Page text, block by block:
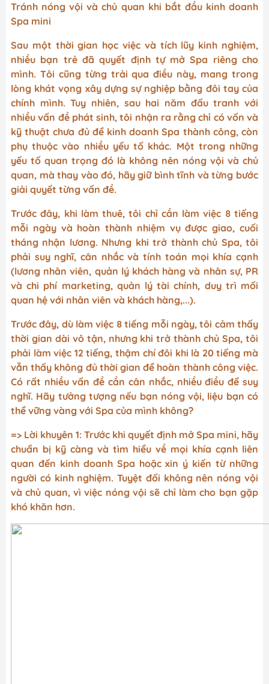
Tránh nóng vội và chủ quan khi bắt đầu kinh doanh
Spa mini
Sau một thời gian học việc và tích lũy kinh nghiệm,
nhiều bạn trẻ đã quyết định tự mở Spa riêng cho
mình. Tôi cũng từng trải qua điều này, mang trong
lòng khát vọng xây dựng sự nghiệp bằng đôi tay của
chính mình. Tuy nhiên, sau hai năm đấu tranh với
nhiều vấn đề phát sinh, tôi nhận ra rằng chỉ có vốn và
kỹ thuật chưa đủ để kinh doanh Spa thành công, còn
phụ thuộc vào nhiều yếu tố khác. Một trong những
yếu tố quan trọng đó là không nên nóng vội và chủ
quan, mà thay vào đó, hãy giữ bình tĩnh và từng bước
giải quyết từng vấn đề.
Trước đây, khi làm thuê, tôi chỉ cần làm việc 8 tiếng
mỗi ngày và hoàn thành nhiệm vụ được giao, cuối
tháng nhận lương. Nhưng khi trở thành chủ Spa, tôi
phải suy nghĩ, cân nhắc và tính toán mọi khía cạnh
(lương nhân viên, quản lý khách hàng và nhân sự, PR
và chi phí marketing, quản lý tài chính, duy trì mối
quan hệ với nhân viên và khách hàng,...).
Trước đây, dù làm việc 8 tiếng mỗi ngày, tôi cảm thấy
thời gian dài vô tận, nhưng khi trở thành chủ Spa, tôi
phải làm việc 12 tiếng, thậm chí đôi khi là 20 tiếng mà
vẫn thấy không đủ thời gian để hoàn thành công việc.
Có rất nhiều vấn đề cần cân nhắc, nhiều điều để suy
nghĩ. Hãy tưởng tượng nếu bạn nóng vội, liệu bạn có
thể vững vàng với Spa của mình không?
=> Lời khuyên 1: Trước khi quyết định mở Spa mini, hãy
chuẩn bị kỹ càng và tìm hiểu về mọi khía cạnh liên
quan đến kinh doanh Spa hoặc xin ý kiến từ những
người có kinh nghiệm. Tuyệt đối không nên nóng vội
và chủ quan, vì việc nóng vội sẽ chỉ làm cho bạn gặp
khó khăn hơn.